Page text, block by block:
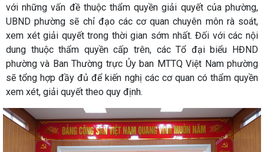
với những vấn đề thuộc thẩm quyền giải quyết của phường,
UBND phường sẽ chỉ đạo các cơ quan chuyên môn rà soát,
xem xét giải quyết trong thời gian sớm nhất. Đối với các nội
dung thuộc thẩm quyền cấp trên, các Tổ đại biểu HĐND
phường và Ban Thường trực Ủy ban MTTQ Việt Nam phường
sẽ tổng hợp đầy đủ để kiến nghị các cơ quan có thẩm quyền
xem xét, giải quyết theo quy định.